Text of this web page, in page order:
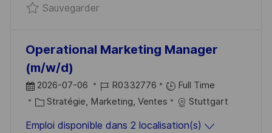
N C
G
E
E
SauvegarderSauvegarder ALTERNANCE -
Operational Marketing Manager
(m/w/d)
D
A
2026-07-06
R
É
R0332776
Full Time
C Stratégie, Marketing, Ventes Stuttgart
Emploi disponible dans 2 localisation(s)